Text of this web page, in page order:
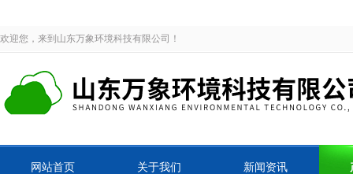
欢迎您，来到山东万象环境科技有限公司！
网站首页 关于我们 新闻资讯